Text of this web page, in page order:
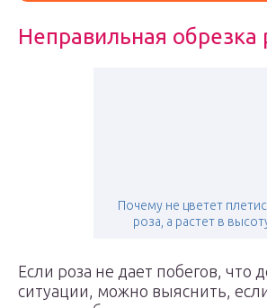
Неправильная обрезка
Почему не цветет
роза, а растет в
Если роза не дает побегов, что
ситуации, можно выяснить,